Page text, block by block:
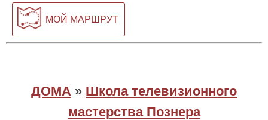
МОЙ МАРШРУТ
ДОМА » Школа телевизионного
мастерства Познера